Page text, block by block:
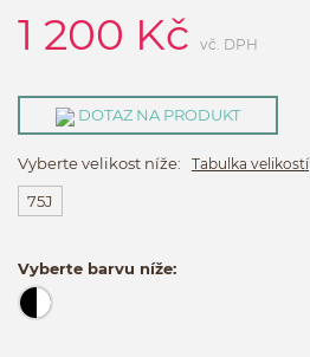
1 200 Kč vč. DPH
DOTAZ NA PRODUKT
Vyberte velikost níže: Tabulka velikostí
75J
Vyberte barvu níže: